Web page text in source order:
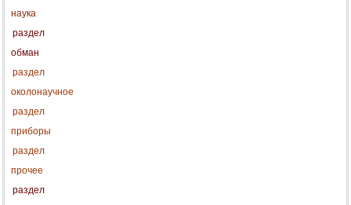
наука
раздел
обман
раздел
околонаучное
раздел
приборы
раздел
прочее
раздел